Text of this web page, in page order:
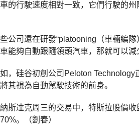
的行駛速度相對一致，它們行駛的
公司還在研發“platooning（車輛編
能夠自動跟隨領頭汽車，那就可以減
，硅谷初創公司Peloton Technology
其視為自動駕駛技術的前身。
斯達克周三的交易中，特斯拉股價
。（劉春）